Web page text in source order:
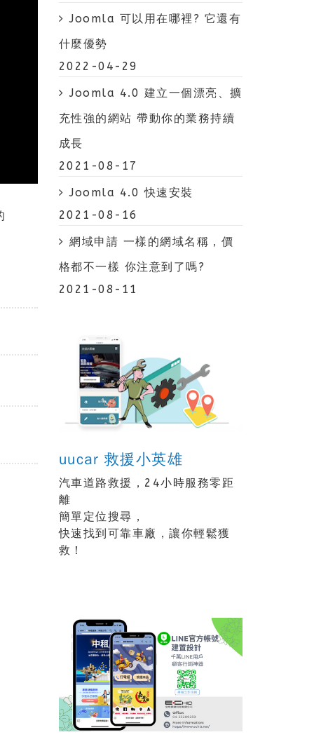
Joomla 可以用在哪裡? 它還有
什麼優勢
2022-04-29
Joomla 4.0 建立一個漂亮、擴
充性強的網站 帶動你的業務持續
成長
2021-08-17
Joomla 4.0 快速安裝
2021-08-16
網域申請 一樣的網域名稱，價
格都不一樣 你注意到了嗎?
2021-08-11
uucar 救援小英雄
汽車道路救援，24小時服務零距
離
簡單定位搜尋，
快速找到可靠車廠，讓你輕鬆獲
救！